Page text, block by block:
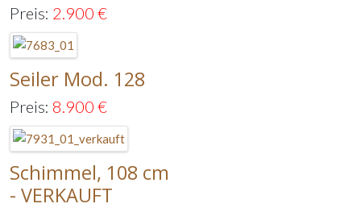
Preis: 2.900 €
Seiler Mod. 128
Preis: 8.900 €
Schimmel, 108 cm
- VERKAUFT